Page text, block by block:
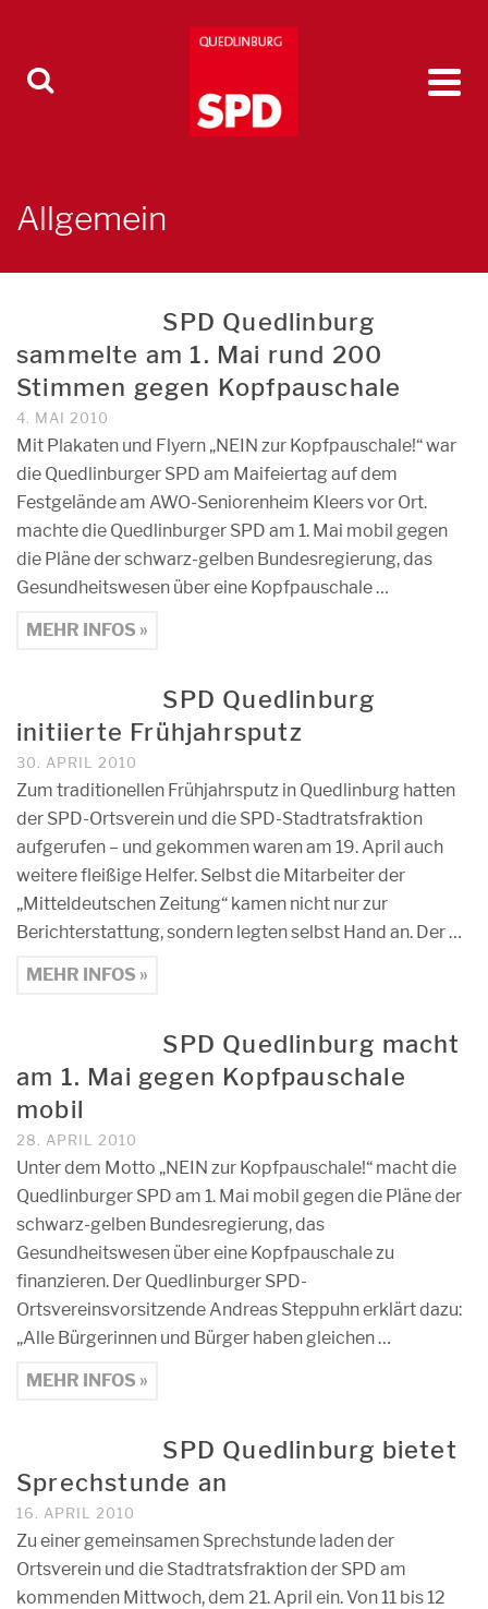
Allgemein
SPD Quedlinburg
sammelte am 1. Mai rund 200
Stimmen gegen Kopfpauschale
4. MAI 2010
Mit Plakaten und Flyern „NEIN zur Kopfpauschale!“ war
die Quedlinburger SPD am Maifeiertag auf dem
Festgelände am AWO-Seniorenheim Kleers vor Ort.
machte die Quedlinburger SPD am 1. Mai mobil gegen
die Pläne der schwarz-gelben Bundesregierung, das
Gesundheitswesen über eine Kopfpauschale …
MEHR INFOS »
SPD Quedlinburg
initiierte Frühjahrsputz
30. APRIL 2010
Zum traditionellen Frühjahrsputz in Quedlinburg hatten
der SPD-Ortsverein und die SPD-Stadtratsfraktion
aufgerufen – und gekommen waren am 19. April auch
weitere fleißige Helfer. Selbst die Mitarbeiter der
„Mitteldeutschen Zeitung“ kamen nicht nur zur
Berichterstattung, sondern legten selbst Hand an. Der …
MEHR INFOS »
SPD Quedlinburg macht
am 1. Mai gegen Kopfpauschale
mobil
28. APRIL 2010
Unter dem Motto „NEIN zur Kopfpauschale!“ macht die
Quedlinburger SPD am 1. Mai mobil gegen die Pläne der
schwarz-gelben Bundesregierung, das
Gesundheitswesen über eine Kopfpauschale zu
finanzieren. Der Quedlinburger SPD-
Ortsvereinsvorsitzende Andreas Steppuhn erklärt dazu:
„Alle Bürgerinnen und Bürger haben gleichen …
MEHR INFOS »
SPD Quedlinburg bietet
Sprechstunde an
16. APRIL 2010
Zu einer gemeinsamen Sprechstunde laden der
Ortsverein und die Stadtratsfraktion der SPD am
kommenden Mittwoch, dem 21. April ein. Von 11 bis 12